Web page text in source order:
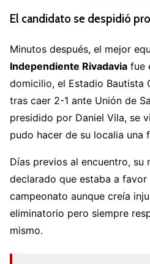
— CA Huracán
El candidato se despidió
Minutos después, el mejor
Independiente Rivadavia fue
domicilio, el Estadio Bautista
tras caer 2-1 ante Unión de
presidido por Daniel Vila, se
pudo hacer de su localia una
Días previos al encuentro, su
declarado que estaba a
campeonato aunque creía
eliminatorio pero siempre
mismo.